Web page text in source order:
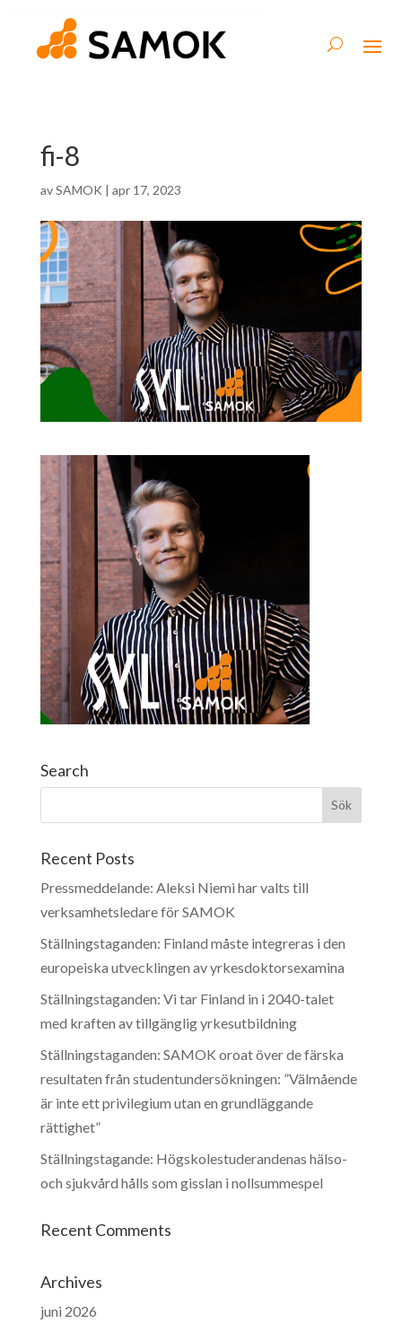
fi-8
avSAMOK | apr 17, 2023
Search
Recent Posts
Pressmeddelande: Aleksi Niemi har valts till
verksamhetsledare för SAMOK
Ställningstaganden: Finland måste integreras i den
europeiska utvecklingen av yrkesdoktorsexamina
Ställningstaganden: Vi tar Finland in i 2040-talet
med kraften av tillgänglig yrkesutbildning
Ställningstaganden: SAMOK oroat över de färska
resultaten från studentundersökningen: ”Välmående
är inte ett privilegium utan en grundläggande
rättighet”
Ställningstagande: Högskolestuderandenas hälso-
och sjukvård hålls som gisslan i nollsummespel
Recent Comments
Archives
juni 2026